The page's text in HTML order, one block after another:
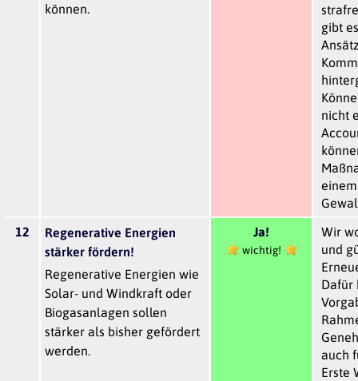
können.
gibt
nicht
12
Regenerative Energien
stärker fördern!
Regenerative Energien wie
Solar- und Windkraft oder
Biogasanlagen sollen
stärker als bisher gefördert
werden.
Ja!
wichtig!
Wir
und
Dafür
auch
Erste